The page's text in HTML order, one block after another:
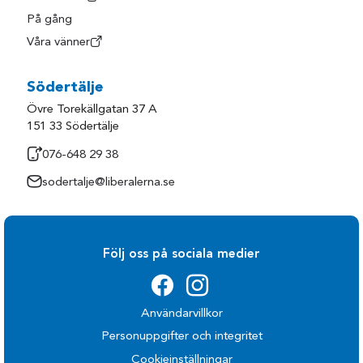
På gång
Våra vänner
Södertälje
Övre Torekällgatan 37 A
151 33 Södertälje
076-648 29 38
sodertalje@liberalerna.se
Följ oss på sociala medier
Användarvillkor
Personuppgifter och integritet
Cookieinställningar